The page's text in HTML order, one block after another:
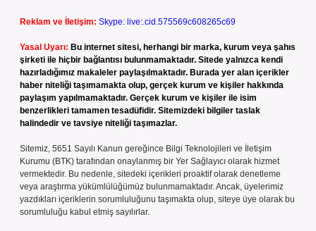
Reklam ve İletişim: Skype: live:.cid.575569c608265c69
Yasal Uyarı: Bu internet sitesi, herhangi bir marka, kurum veya şahıs
şirketi ile hiçbir bağlantısı bulunmamaktadır. Sitede yalnızca kendi
hazırladığımız makaleler paylaşılmaktadır. Burada yer alan içerikler
haber niteliği taşımamakta olup, gerçek kurum ve kişiler hakkında
paylaşım yapılmamaktadır. Gerçek kurum ve kişiler ile isim
benzerlikleri tamamen tesadüfidir. Sitemizdeki bilgiler taslak
halindedir ve tavsiye niteliği taşımazlar.
Sitemiz, 5651 Sayılı Kanun gereğince Bilgi Teknolojileri ve İletişim
Kurumu (BTK) tarafından onaylanmış bir Yer Sağlayıcı olarak hizmet
vermektedir. Bu nedenle, sitedeki içerikleri proaktif olarak denetleme
veya araştırma yükümlülüğümüz bulunmamaktadır. Ancak, üyelerimiz
yazdıkları içeriklerin sorumluluğunu taşımakta olup, siteye üye olarak bu
sorumluluğu kabul etmiş sayılırlar.